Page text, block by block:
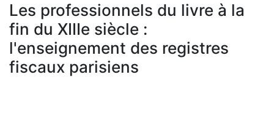
À propos
Les professionnels du livre à la
fin du XIIIe siècle :
l'enseignement des registres
fiscaux parisiens